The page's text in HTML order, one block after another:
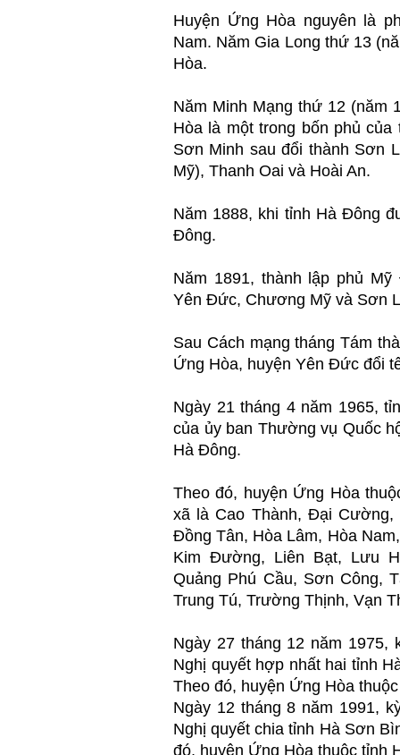
Huyện Ứng Hòa nguyên là
Nam. Năm Gia Long thứ 13
Hòa.
Năm Minh Mạng thứ 12 (năm
Hòa là một trong bốn phủ
Sơn Minh sau đổi thành Sơn
Mỹ), Thanh Oai và Hoài An.
Năm 1888, khi tỉnh Hà Đông
Đông.
Năm 1891, thành lập phủ
Yên Đức, Chương Mỹ và Sơn
Sau Cách mạng tháng Tám
Ứng Hòa, huyện Yên Đức đổi
Ngày 21 tháng 4 năm 1965,
của ủy ban Thường vụ Quốc
Hà Đông.
Theo đó, huyện Ứng Hòa
xã là Cao Thành, Đại
Đồng Tân, Hòa Lâm, Hòa
Kim Đường, Liên Bạt, Lưu
Quảng Phú Cầu, Sơn Công,
Trung Tú, Trường Thịnh, Vạn
Ngày 27 tháng 12 năm 1975,
Nghị quyết hợp nhất hai tỉnh
Theo đó, huyện Ứng Hòa
Ngày 12 tháng 8 năm 1991,
Nghị quyết chia tỉnh Hà Sơn
đó, huyện Ứng Hòa thuộc tỉnh